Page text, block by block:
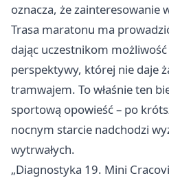
oznacza, że zainteresowanie
Trasa maratonu ma
dając uczestnikom
perspektywy, której nie daje
tramwajem. To właśnie ten
sportową opowieść – po
nocnym starcie nadchodzi
wytrwałych.
„Diagnostyka 19. Mini